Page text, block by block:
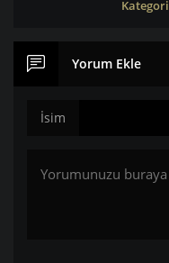
Kategori
Yorum Ekle
İsim